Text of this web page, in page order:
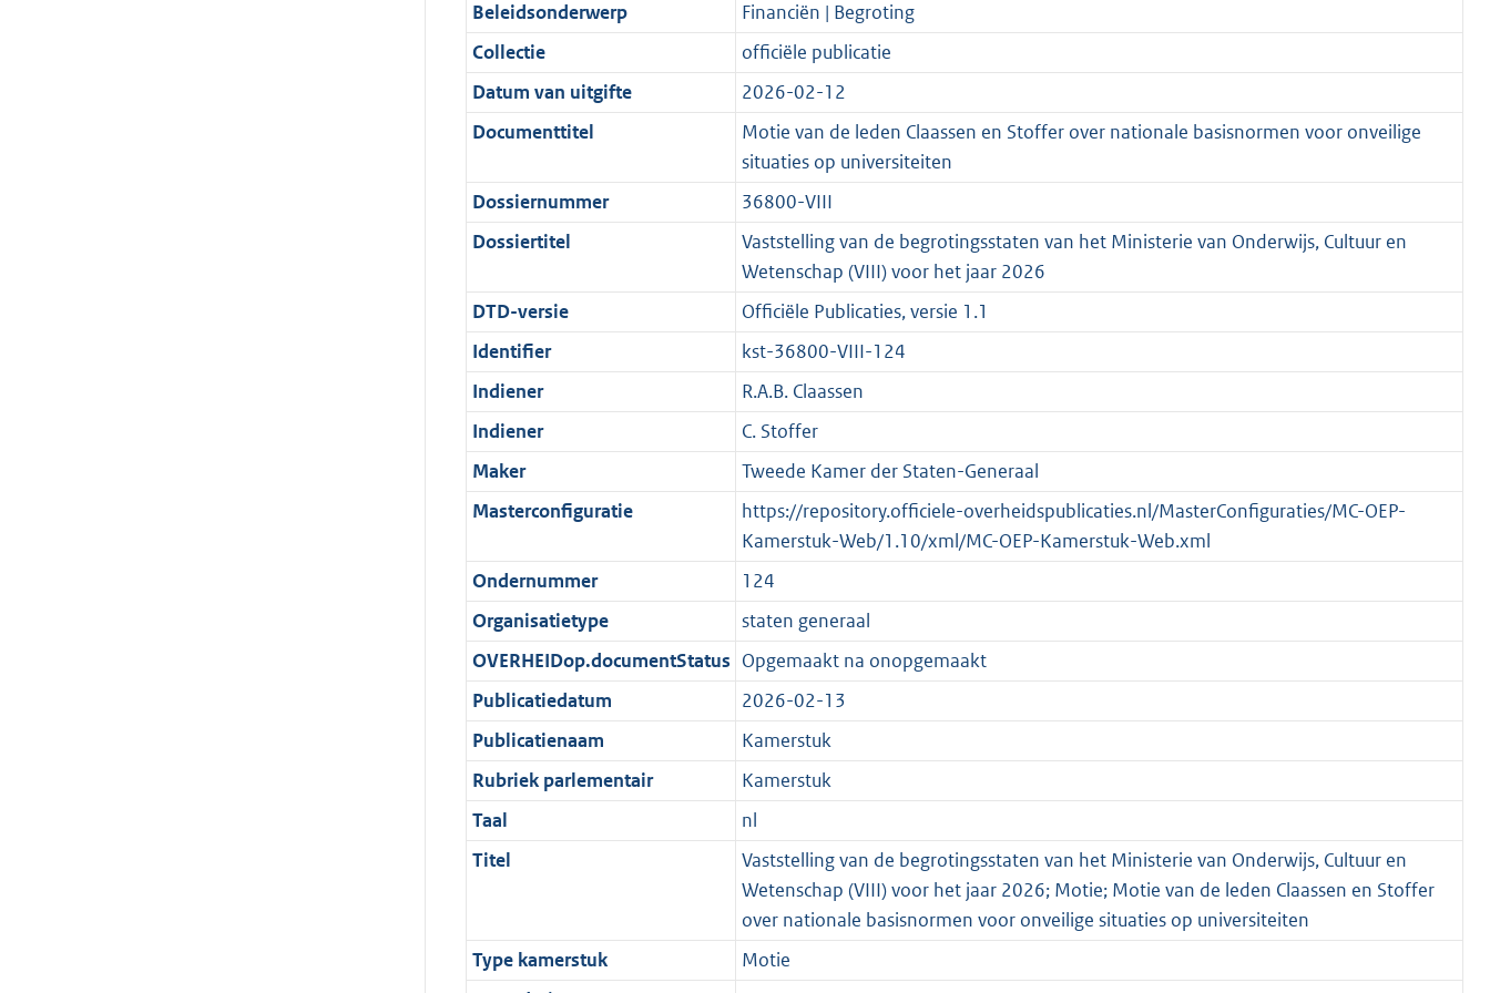
i
e
i
n
o
r
m
a
t
3
6
K
b
t
i
e
i
f
o
r
a
a
t
:
7
K
b
a
t
i
e
n
f
o
m
a
a
t
e
:
5
K
c
a
t
i
i
n
f
r
m
a
a
t
t
e
:
6
b
r
:
g
e
b
Beleidsonderwerp
Financiën | Begroting
Collectie
officiële publicatie
Datum van uitgifte
2026-02-12
Documenttitel
Motie van de leden Claassen en Stoffer over nationale basisnormen voor onveilige
situaties op universiteiten
Dossiernummer
36800-VIII
Dossiertitel
Vaststelling van de begrotingsstaten van het Ministerie van Onderwijs, Cultuur en
Wetenschap (VIII) voor het jaar 2026
DTD-versie
Officiële Publicaties, versie 1.1
Identifier
kst-36800-VIII-124
Indiener
R.A.B. Claassen
Indiener
C. Stoffer
Maker
Tweede Kamer der Staten-Generaal
Masterconfiguratie
https://repository.officiele-overheidspublicaties.nl/MasterConfiguraties/MC-OEP-
Kamerstuk-Web/1.10/xml/MC-OEP-Kamerstuk-Web.xml
Ondernummer
124
Organisatietype
staten generaal
OVERHEIDop.documentStatus Opgemaakt na onopgemaakt
Publicatiedatum
2026-02-13
Publicatienaam
Kamerstuk
Rubriek parlementair
Kamerstuk
Taal
nl
Titel
Vaststelling van de begrotingsstaten van het Ministerie van Onderwijs, Cultuur en
Wetenschap (VIII) voor het jaar 2026; Motie; Motie van de leden Claassen en Stoffer
over nationale basisnormen voor onveilige situaties op universiteiten
Type kamerstuk
Motie